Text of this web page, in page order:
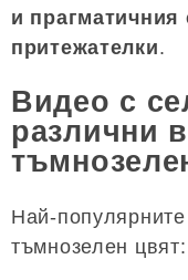
и прагматичния
притежателки.
Видео с
различни
Най-
тъмнозелен цвят: